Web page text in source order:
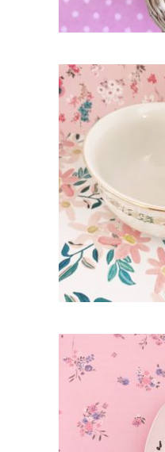
PETITE
DRINK TEA
PETITE
RUN